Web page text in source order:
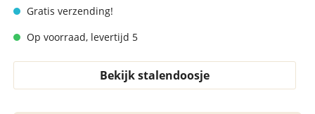
Gratis verzending!
Op voorraad, levertijd 5
Bekijk stalendoosje